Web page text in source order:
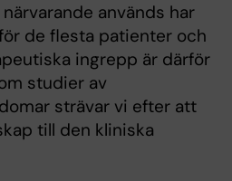
används har
de flesta patienter och
ingrepp är därför
studier av
strävar vi efter att
till den kliniska